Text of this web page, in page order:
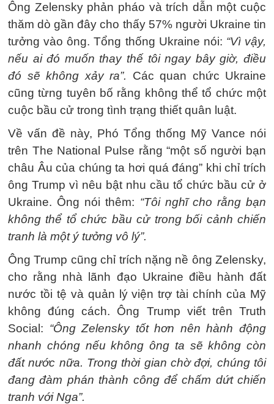
Ông Zelensky phản pháo và trích dẫn một cuộc
thăm dò gần đây cho thấy 57% người Ukraine tin
tưởng vào ông. Tổng thống Ukraine nói: “Vì vậy,
nếu ai đó muốn thay thế tôi ngay bây giờ, điều
đó sẽ không xảy ra”. Các quan chức Ukraine
cũng từng tuyên bố rằng không thể tổ chức một
cuộc bầu cử trong tình trạng thiết quân luật.
Về vấn đề này, Phó Tổng thống Mỹ Vance nói
trên The National Pulse rằng “một số người bạn
châu Âu của chúng ta hơi quá đáng” khi chỉ trích
ông Trump vì nêu bật nhu cầu tổ chức bầu cử ở
Ukraine. Ông nói thêm: “Tôi nghĩ cho rằng bạn
không thể tổ chức bầu cử trong bối cảnh chiến
tranh là một ý tưởng vô lý”.
Ông Trump cũng chỉ trích nặng nề ông Zelensky,
cho rằng nhà lãnh đạo Ukraine điều hành đất
nước tồi tệ và quản lý viện trợ tài chính của Mỹ
không đúng cách. Ông Trump viết trên Truth
Social: “Ông Zelensky tốt hơn nên hành động
nhanh chóng nếu không ông ta sẽ không còn
đất nước nữa. Trong thời gian chờ đợi, chúng tôi
đang đàm phán thành công để chấm dứt chiến
tranh với Nga”.